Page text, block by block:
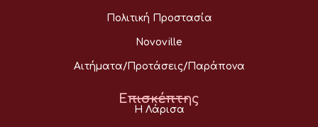
Πολιτική Προστασία
Novoville
Αιτήματα/Προτάσεις/Παράπονα
Επισκέπτης
Η Λάρισα